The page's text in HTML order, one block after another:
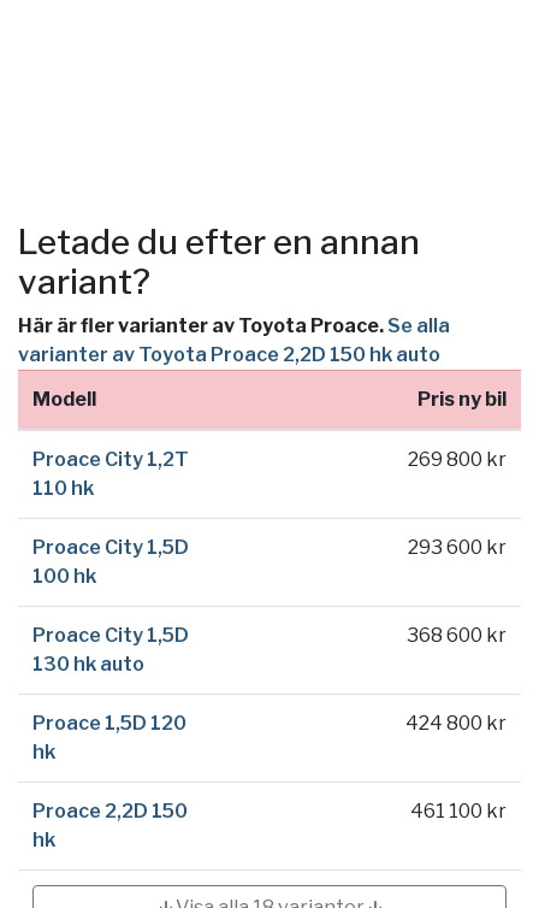
Letade du efter en annan
variant?
Här är fler varianter av Toyota Proace. Se alla
varianter av Toyota Proace 2,2D 150 hk auto
Modell
Pris ny bil
Proace City 1,2T
110 hk
269 800 kr
Proace City 1,5D
100 hk
293 600 kr
Proace City 1,5D
130 hk auto
368 600 kr
Proace 1,5D 120
hk
424 800 kr
Proace 2,2D 150
hk
461 100 kr